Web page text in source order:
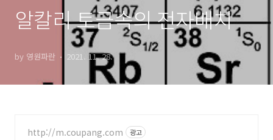
알칼리 토금속의 전자배치
by 영원파란 2021. 11. 28.
http://m.coupang.com 광고